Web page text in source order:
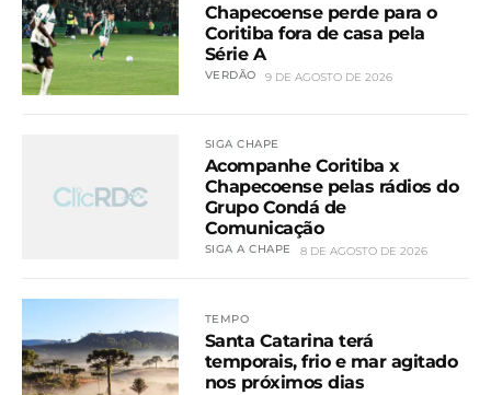
Chapecoense perde para o
Coritiba fora de casa pela
Série A
VERDÃO 9 DE AGOSTO DE 2026
SIGA CHAPE
Acompanhe Coritiba x
Chapecoense pelas rádios do
Grupo Condá de
Comunicação
SIGA A CHAPE 8 DE AGOSTO DE 2026
TEMPO
Santa Catarina terá
temporais, frio e mar agitado
nos próximos dias